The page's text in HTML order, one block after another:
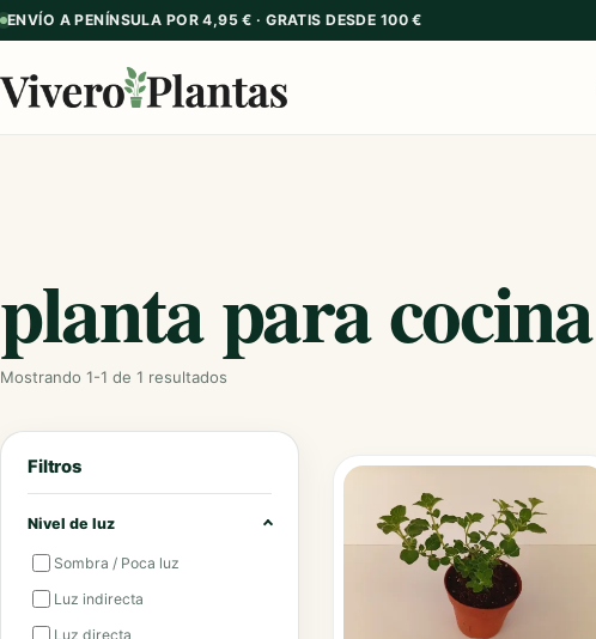
ENVÍO A PENÍNSULA POR 4,95 € · GRATIS DESDE 100 €
planta para cocina
Mostrando 1-1 de 1 resultados
Filtros
Nivel de luz
Sombra / Poca luz
Luz indirecta
Luz directa